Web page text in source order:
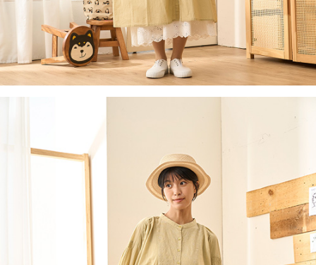
１．透過由恩沛科技股份有限公司提供之「AFTEE先享後付」服務完成之交
易，需依本服務之必要範圍內提供個人資料，並將交易相關給付款項請求債
權轉讓予恩沛科技股份有限公司。
２．關於個人資料處理事宜，請瀏覽以下網址：
https://aftee.tw/terms/#terms3
時審查核予不同之上限額度；若仍有額度不足之情形，本公司將視審查結果
請求用戶進行身份認證。
５．嚴禁一人註冊多個帳號或使用他人資訊註冊。若發現惡意使用之情形，
恩沛科技股份有限公司將有權停止該用戶之使用額度並採取法律行動。
黑貓宅急便(包裹尺寸60cm以下)
每筆NT$100，滿NT$2,000(含以上)免運費
黑貓宅急便(包裹尺寸90cm以下)
每筆NT$140，滿NT$2,000(含以上)免運費